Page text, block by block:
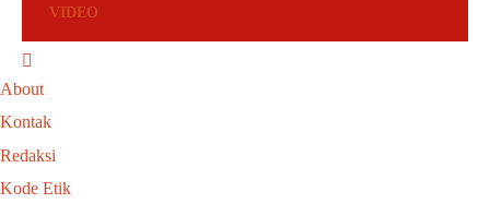
VIDEO
About
Kontak
Redaksi
Kode Etik